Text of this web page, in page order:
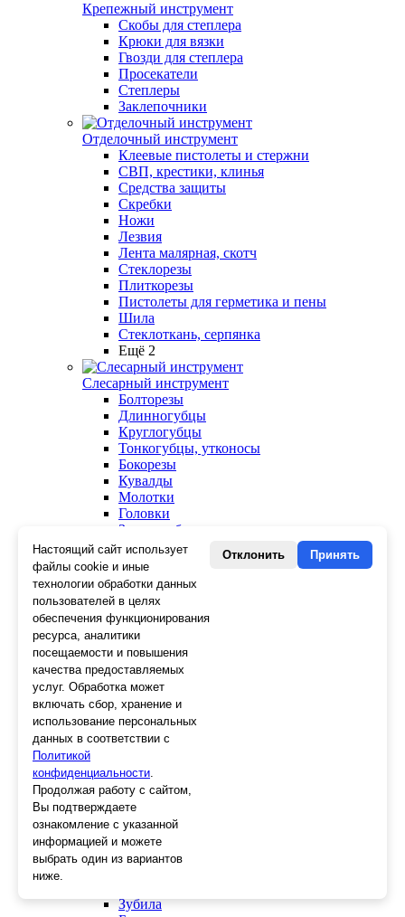
Крепежный инструмент
Скобы для степлера
Крюки для вязки
Гвозди для степлера
Просекатели
Степлеры
Заклепочники
Отделочный инструмент
Клеевые пистолеты и стержни
СВП, крестики, клинья
Средства защиты
Скребки
Ножи
Лезвия
Лента малярная, скотч
Стеклорезы
Плиткорезы
Пистолеты для герметика и пены
Шила
Стеклоткань, серпянка
Ещё 2
Слесарный инструмент
Болторезы
Длинногубцы
Круглогубцы
Тонкогубцы, утконосы
Бокорезы
Кувалды
Молотки
Головки
Зенкера, бородки, кернеры
Керны
Патроны, переходники
Ножницы электрика
Стопорные кольца
Съемники стопорных колец
Пинцеты
Магниты
Клещи для изоляции
Кабелерезы
Гайкорезы
Зажимы ручные
Подшипники
Тиски
Плоскогубцы
Отвертки
Ножницы по металлу
Напильники, рашпили
Наборы инструментов
Кусачки
Зубила
Настоящий сайт использует
файлы cookie и иные
технологии обработки данных
пользователей в целях
обеспечения функционирования
ресурса, аналитики
посещаемости и повышения
качества предоставляемых
услуг. Обработка может
включать сбор, хранение и
использование персональных
данных в соответствии с
Политикой
конфиденциальности.
Продолжая работу с сайтом,
Вы подтверждаете
ознакомление с указанной
информацией и можете
выбрать один из вариантов
ниже.
Отклонить Принять